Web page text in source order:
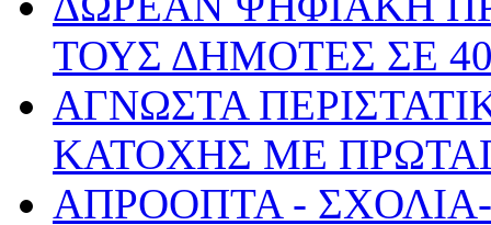
ΤΟΥΣ ΔΗΜΟΤΕΣ ΣΕ
ΑΓΝΩΣΤΑ
ΚΑΤΟΧΗΣ ΜΕ
ΑΠΡΟΟΠΤΑ -